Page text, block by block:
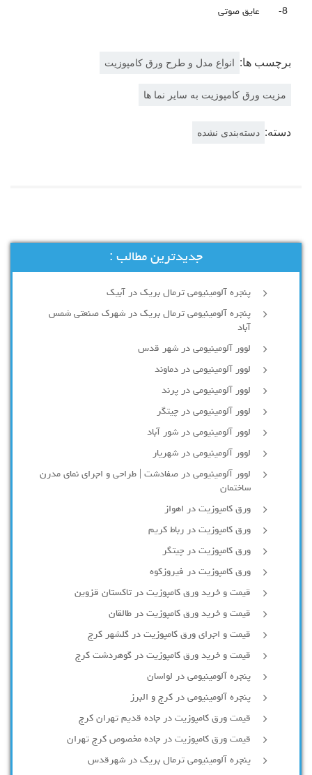
8- عایق صوتی
برچسب ها: انواع مدل و طرح ورق کامپوزیت
مزیت ورق کامپوزیت به سایر نما ها
دسته: دسته‌بندی نشده
جدیدترین مطالب :
پنجره آلومینیومی ترمال بریک در آبیک
پنجره آلومینیومی ترمال بریک در شهرک صنعتی شمس
آباد
لوور آلومینیومی در شهر قدس
لوور آلومینیومی در دماوند
لوور آلومینیومی در پرند
لوور آلومینیومی در چیتگر
لوور آلومینیومی در شور آباد
لوور آلومينيومي در شهريار
لوور آلومینیومی در صفادشت | طراحی و اجرای نمای مدرن
ساختمان
ورق کامپوزیت در اهواز
ورق کامپوزیت در رباط کریم
ورق کامپوزیت در چیتگر
ورق کامپوزیت در فیروزکوه
قیمت و خرید ورق کامپوزیت در تاکستان قزوین
قیمت و خرید ورق کامپوزیت در طالقان
قیمت و اجرای ورق کامپوزیت در گلشهر کرج
قیمت و خرید ورق کامپوزیت در گوهردشت کرج
پنجره آلومینیومی در لواسان
پنجره آلومینیومی در کرج و البرز
قیمت ورق کامپوزیت در جاده قدیم تهران کرج
قیمت ورق کامپوزیت در جاده مخصوص کرج تهران
پنجره آلومینیومی ترمال بریک در شهرقدس